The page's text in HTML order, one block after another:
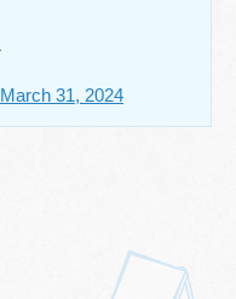
March 31, 2024